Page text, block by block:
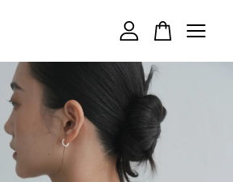
車目前還是空的。
繼續購物